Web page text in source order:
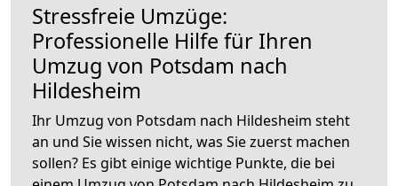
Stressfreie Umzüge:
Professionelle Hilfe für Ihren
Umzug von Potsdam nach
Hildesheim
Ihr Umzug von Potsdam nach Hildesheim steht
an und Sie wissen nicht, was Sie zuerst machen
sollen? Es gibt einige wichtige Punkte, die bei